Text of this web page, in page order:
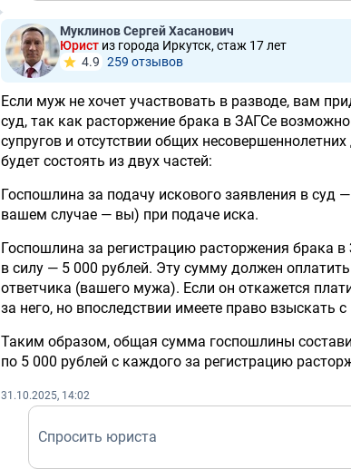
Муклинов Сергей Хасанович
Юрист из города Иркутск, стаж 17 лет
4.9 259 отзывов
Если муж не хочет участвовать в разводе, вам
суд, так как расторжение брака в ЗАГСе
супругов и отсутствии общих
будет состоять из двух частей:
Госпошлина за подачу искового заявления в суд
вашем случае — вы) при подаче иска.
Госпошлина за регистрацию расторжения брака
в силу — 5 000 рублей. Эту сумму должен
ответчика (вашего мужа). Если он откажется
за него, но впоследствии имеете право взыскать
Таким образом, общая сумма госпошлины
по 5 000 рублей с каждого за регистрацию
31.10.2025, 14:02
Спросить юриста